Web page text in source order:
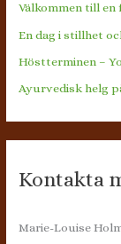
Välkommen till
En dag i stillhet
Höstterminen –
Ayurvedisk helg
Kontakta
Marie-Louise